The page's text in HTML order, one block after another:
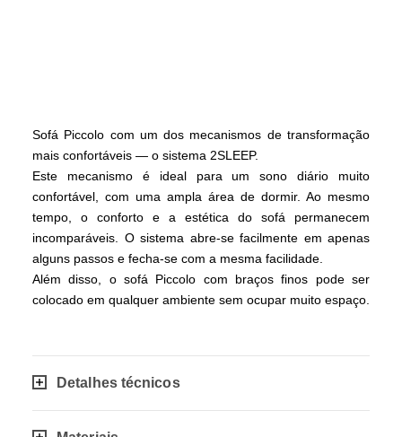
Sofá Piccolo com um dos mecanismos de transformação
mais confortáveis — o sistema 2SLEEP.
Este mecanismo é ideal para um sono diário muito
confortável, com uma ampla área de dormir. Ao mesmo
tempo, o conforto e a estética do sofá permanecem
incomparáveis. O sistema abre-se facilmente em apenas
alguns passos e fecha-se com a mesma facilidade.
Além disso, o sofá Piccolo com braços finos pode ser
colocado em qualquer ambiente sem ocupar muito espaço.
Detalhes técnicos